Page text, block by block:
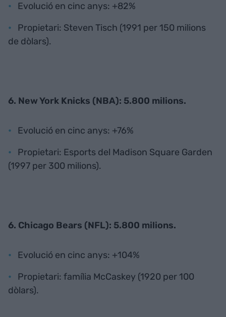
Evolució en cinc anys: +82%
Propietari: Steven Tisch (1991 per 150 milions
de dòlars).
6. New York Knicks (NBA): 5.800 milions.
Evolució en cinc anys: +76%
Propietari: Esports del Madison Square Garden
(1997 per 300 milions).
6. Chicago Bears (NFL): 5.800 milions.
Evolució en cinc anys: +104%
Propietari: família McCaskey (1920 per 100
dòlars).